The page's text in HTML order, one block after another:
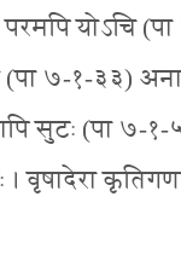
परमपि योऽचि
(पा ७-१-३३)
सुटः (पा ७-१-
वृषादेरा